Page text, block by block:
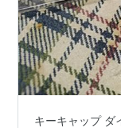
キーキャップ ダ